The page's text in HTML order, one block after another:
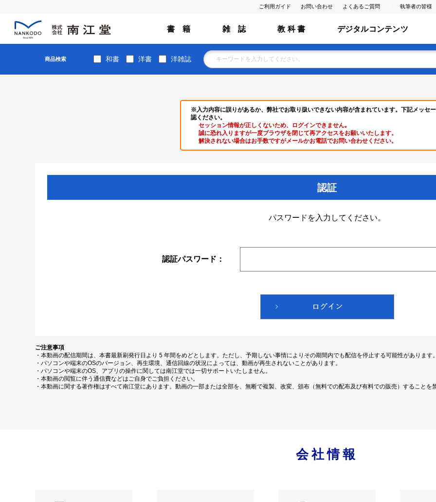
ご利用ガイド お問い合わせ よくあるご質問 執筆者の皆様
書 籍 雑 誌 教 科 書 デジタルコンテンツ
商品検索 和書 洋書 洋雑誌
※入力内容に誤りがあるか、弊社でお取り扱いできない内容が含まれています。下記メッセ
認ください。
セッション情報が正しくないため、ログインできません｡
誠に恐れ入りますが一度ブラウザを閉じて再アクセスをお願いいたします。
解決されない場合はお手数ですがメールかお電話でお問い合わせください。
認証
パスワードを入力してください。
認証パスワード：
ご注意事項
・本動画の配信期間は、本書最新刷発行日より 5 年間をめどとします。ただし、予期しない事情によりその期間内でも配信を停止する可能性があります。
・パソコンや端末のOSのバージョン、再生環境、通信回線の状況によっては、動画が再生されないことがあります。
・パソコンや端末のOS、アプリの操作に関しては南江堂では一切サポートいたしません。
・本動画の閲覧に伴う通信費などはご自身でご負担ください。
・本動画に関する著作権はすべて南江堂にあります。動画の一部または全部を、無断で複製、改変、頒布（無料での配布及び有料での販売）することを
会社情報